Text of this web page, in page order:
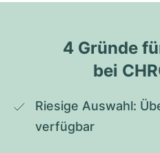
4 Gründe
bei
Riesige Auswahl:
verfügbar